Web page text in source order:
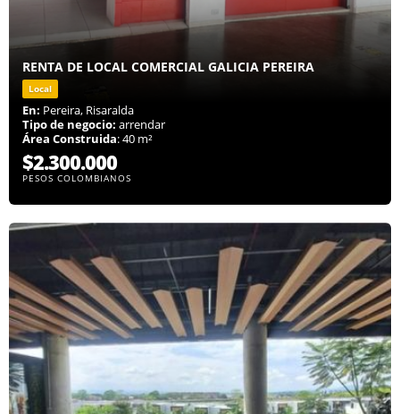
RENTA DE LOCAL COMERCIAL GALICIA PEREIRA
Local
En: Pereira, Risaralda
Tipo de negocio: arrendar
Área Construida: 40 m²
$2.300.000
PESOS COLOMBIANOS